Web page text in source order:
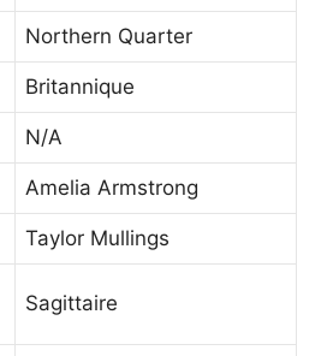
Northern Quarter
Britannique
N/A
Amelia Armstrong
Taylor Mullings
Sagittaire